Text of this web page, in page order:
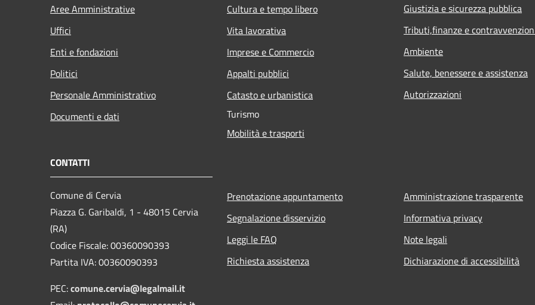
Aree Amministrative
Uffici
Enti e fondazioni
Politici
Personale Amministrativo
Documenti e dati
Cultura e tempo libero
Vita lavorativa
Imprese e Commercio
Appalti pubblici
Catasto e urbanistica
Turismo
Mobilità e trasporti
Giustizia e sicurezza pubblica
Tributi,finanze e
Ambiente
Salute, benessere e assistenza
Autorizzazioni
CONTATTI
Comune di Cervia
Piazza G. Garibaldi, 1 - 48015 Cervia
(RA)
Codice Fiscale: 00360090393
Partita IVA: 00360090393
PEC:comune.cervia@legalmail.it
Prenotazione appuntamento
Segnalazione disservizio
Leggi le FAQ
Richiesta assistenza
Amministrazione trasparente
Informativa privacy
Note legali
Dichiarazione di accessibilità